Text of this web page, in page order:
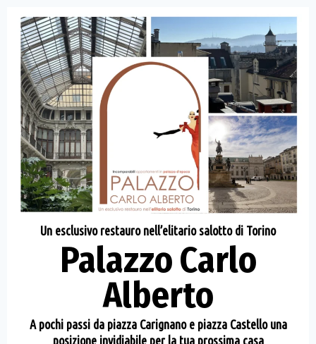
Un esclusivo restauro nell’elitario salotto di Torino
Palazzo Carlo
Alberto
A pochi passi da piazza Carignano e piazza Castello una
posizione invidiabile per la tua prossima casa